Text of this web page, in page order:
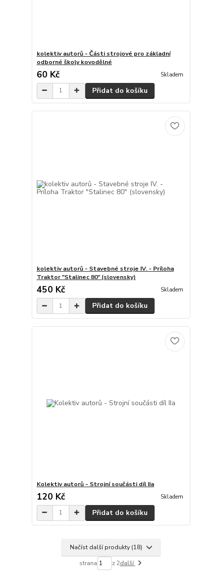
kolektiv autorů - Části strojové pro základní
odborné školy kovodělné
60 Kč Skladem
Přidat do košíku
kolektiv autorů - Stavebné stroje IV. - Príloha
Traktor "Stalinec 80" (slovensky)
450 Kč Skladem
Přidat do košíku
Kolektiv autorů - Strojní součásti díl IIa
120 Kč Skladem
Přidat do košíku
Načíst další produkty (18)
strana z 2další